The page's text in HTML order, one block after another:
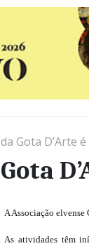
Gota D’Arte
A Associação elvense
As atividades têm